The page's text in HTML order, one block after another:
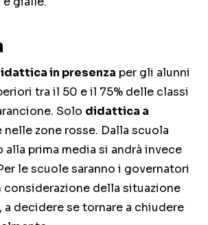
in presenza per gli alunni
tra il 50 e il 75% delle classi
Solo didattica a
nelle zone rosse. Dalla scuola
alla prima media si andrà invece
le scuole saranno i governatori
considerazione della situazione
decidere se tornare a chiudere